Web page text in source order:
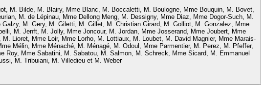
M. Bilde, M. Blairy, Mme Blanc, M. Boccaletti, M. Boulogne, Mme Bouquin, M. Bovet,
M. de Lépinau, Mme Dellong Meng, M. Dessigny, Mme Diaz, Mme Dogor-Such, M.
M. Gery, M. Giletti, M. Gillet, M. Christian Girard, M. Golliot, M. Gonzalez, Mme
M. Jenft, M. Jolly, Mme Joncour, M. Jordan, Mme Josserand, Mme Joubert, Mme
Lioret, Mme Loir, Mme Lorho, M. Lottiaux, M. Loubet, M. David Magnier, Mme Marais-
Mélin, Mme Ménaché, M. Ménagé, M. Odoul, Mme Parmentier, M. Perez, M. Pfeffer,
Roy, Mme Sabatini, M. Sabatou, M. Salmon, M. Schreck, Mme Sicard, M. Emmanuel
M. Tribuiani, M. Villedieu et M. Weber